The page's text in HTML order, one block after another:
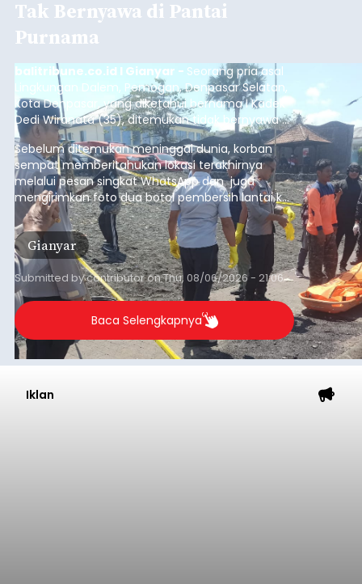
Tak Bernyawa di Pantai
Purnama
balitribune.co.id I Gianyar - Seorang pria asal
Lingkungan Dalem, Pemogan, Denpasar Selatan,
Kota Denpasar, yang diketahui bernama I Kadek
Dedi Wiranata (35), ditemukan tidak bernyawa di
pesisir Pantai Purnama, Sukawati.
Sebelum ditemukan meninggal dunia, korban
sempat memberitahukan lokasi terakhirnya
melalui pesan singkat WhatsApp dan juga
mengirimkan foto dua botol pembersih lantai ke
istrinya.
Gianyar
Submitted bycontributoronThu, 08/06/2026 - 21:06
Baca Selengkapnya
Iklan